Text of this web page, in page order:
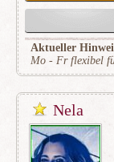
Aktueller
Mo - Fr flexibel
Nela